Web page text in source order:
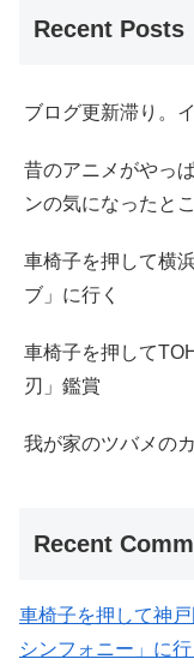
Recent Posts
ブログ更新滞り。
昔のアニメがやっ
ンの気になったと
車椅子を押して横
ブ」に行く
車椅子を押して
刃」鑑賞
我が家のツバメの
Recent
車椅子を押して神
シンフォニー」に行